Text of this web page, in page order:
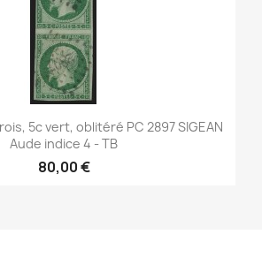
5c vert, oblitéré PC 2897 SIGEAN
Aude indice 4 - TB
80,00 €